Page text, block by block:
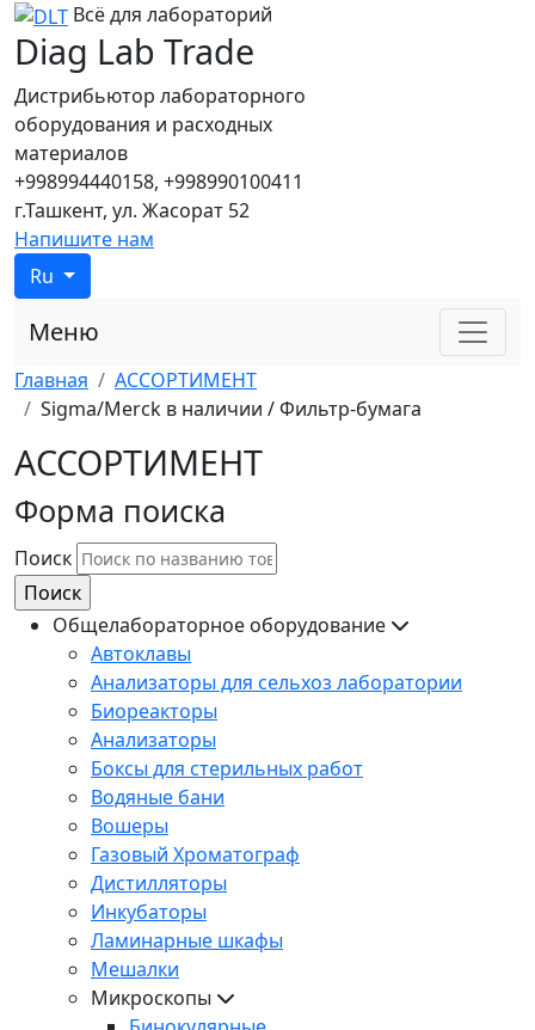
Всё для лабораторий
Diag Lab Trade
Дистрибьютор лабораторного
оборудования и расходных
материалов
+998994440158, +998990100411
г.Ташкент, ул. Жасорат 52
Напишите нам
Ru
Меню
Главная
АССОРТИМЕНТ
Sigma/Merck в наличии / Фильтр-бумага
АССОРТИМЕНТ
Форма поиска
Поиск
Общелабораторное оборудование
Автоклавы
Анализаторы для сельхоз лаборатории
Биореакторы
Анализаторы
Боксы для стерильных работ
Водяные бани
Вошеры
Газовый Хроматограф
Дистилляторы
Инкубаторы
Ламинарные шкафы
Мешалки
Микроскопы